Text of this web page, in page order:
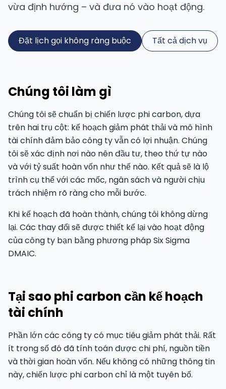
vừa định hướng – và đưa nó vào hoạt động.
Đặt lịch gọi không ràng buộc Tất cả dịch vụ
Chúng tôi làm gì
Chúng tôi sẽ chuẩn bị chiến lược phi carbon, dựa
trên hai trụ cột: kế hoạch giảm phát thải và mô hình
tài chính đảm bảo công ty vẫn có lợi nhuận. Chúng
tôi sẽ xác định nơi nào nên đầu tư, theo thứ tự nào
và với tỷ suất hoàn vốn như thế nào. Kết quả sẽ là lộ
trình cụ thể với các mốc, ngân sách và người chịu
trách nhiệm rõ ràng cho mỗi bước.
Khi kế hoạch đã hoàn thành, chúng tôi không dừng
lại. Các thay đổi sẽ được thiết kế lại vào hoạt động
của công ty bạn bằng phương pháp Six Sigma
DMAIC.
Tại sao phi carbon cần kế hoạch
tài chính
Phần lớn các công ty có mục tiêu giảm phát thải. Rất
ít trong số đó đã tính toán được chi phí, nguồn tiền
và thời gian hoàn vốn. Nếu không có những thông tin
này, chiến lược phi carbon chỉ là một tuyên bố.